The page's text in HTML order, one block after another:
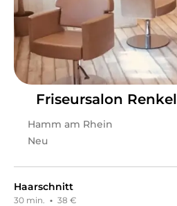
Friseursalon Renkel
Hamm am Rhein
Neu
Haarschnitt
30 min. · 38 €